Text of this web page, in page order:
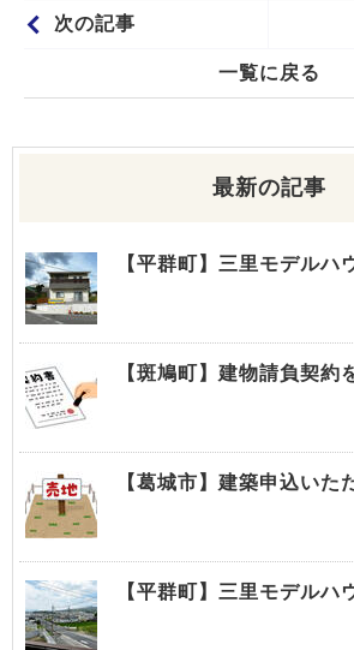
次の記事
一覧に戻る
最新の記事
【平群町】三里モデルハ
【斑鳩町】建物請負契約
【葛城市】建築申込いた
【平群町】三里モデルハ